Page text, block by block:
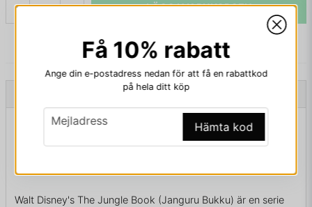
- + LÄGG I VARUKORGEN
Beskrivning av JUNGLE BOOK GAME GEAR
JUNGLE BOOK GAME GEAR
Walt Disney's The Jungle Book (Janguru Bukku) är en serie
Få 10% rabatt
Ange din e-postadress nedan för att få en rabattkod
på hela ditt köp
email
Mejladress Hämta kod